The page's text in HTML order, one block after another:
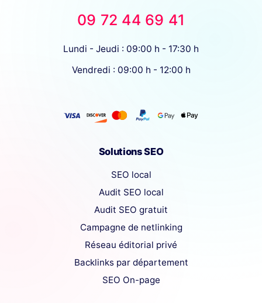
09 72 44 69 41
Lundi - Jeudi : 09:00 h - 17:30 h
Vendredi : 09:00 h - 12:00 h
Solutions SEO
SEO local
Audit SEO local
Audit SEO gratuit
Campagne de netlinking
Réseau éditorial privé
Backlinks par département
SEO On-page